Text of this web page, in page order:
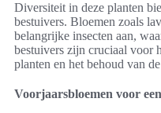
Diversiteit in deze planten
bestuivers. Bloemen zoals
belangrijke insecten aan,
bestuivers zijn cruciaal voor
planten en het behoud van
Voorjaarsbloemen voor